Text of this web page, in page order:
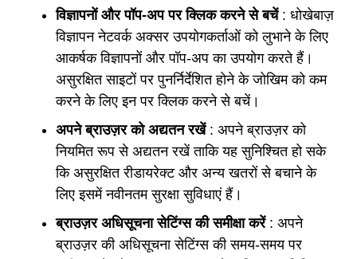
विज्ञापनों और पॉप-अप पर क्लिक करने से बचें: धोखेबाज़
विज्ञापन नेटवर्क अक्सर उपयोगकर्ताओं को लुभाने के लिए
आकर्षक विज्ञापनों और पॉप-अप का उपयोग करते हैं।
असुरक्षित साइटों पर पुनर्निर्देशित होने के जोखिम को कम
करने के लिए इन पर क्लिक करने से बचें।
अपने ब्राउज़र को अद्यतन रखें: अपने ब्राउज़र को
नियमित रूप से अद्यतन रखें ताकि यह सुनिश्चित हो सके
कि असुरक्षित रीडायरेक्ट और अन्य खतरों से बचाने के
लिए इसमें नवीनतम सुरक्षा सुविधाएं हैं।
ब्राउज़र अधिसूचना सेटिंग्स की समीक्षा करें: अपने
ब्राउज़र की अधिसूचना सेटिंग्स की समय-समय पर